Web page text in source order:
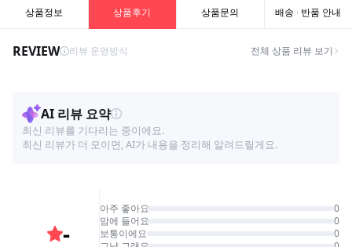
상품정보 상품후기 상품문의 배송 · 반품 안내